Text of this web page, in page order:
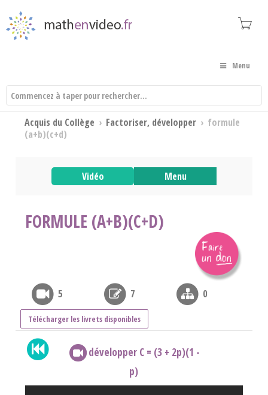
Menu
Acquis du Collège › Factoriser, développer › formule
(a+b)(c+d)
Vidéo Menu
FORMULE (A+B)(C+D)
5 7 0
Télécharger les livrets disponibles
développer C = (3 + 2p)(1 -
p)